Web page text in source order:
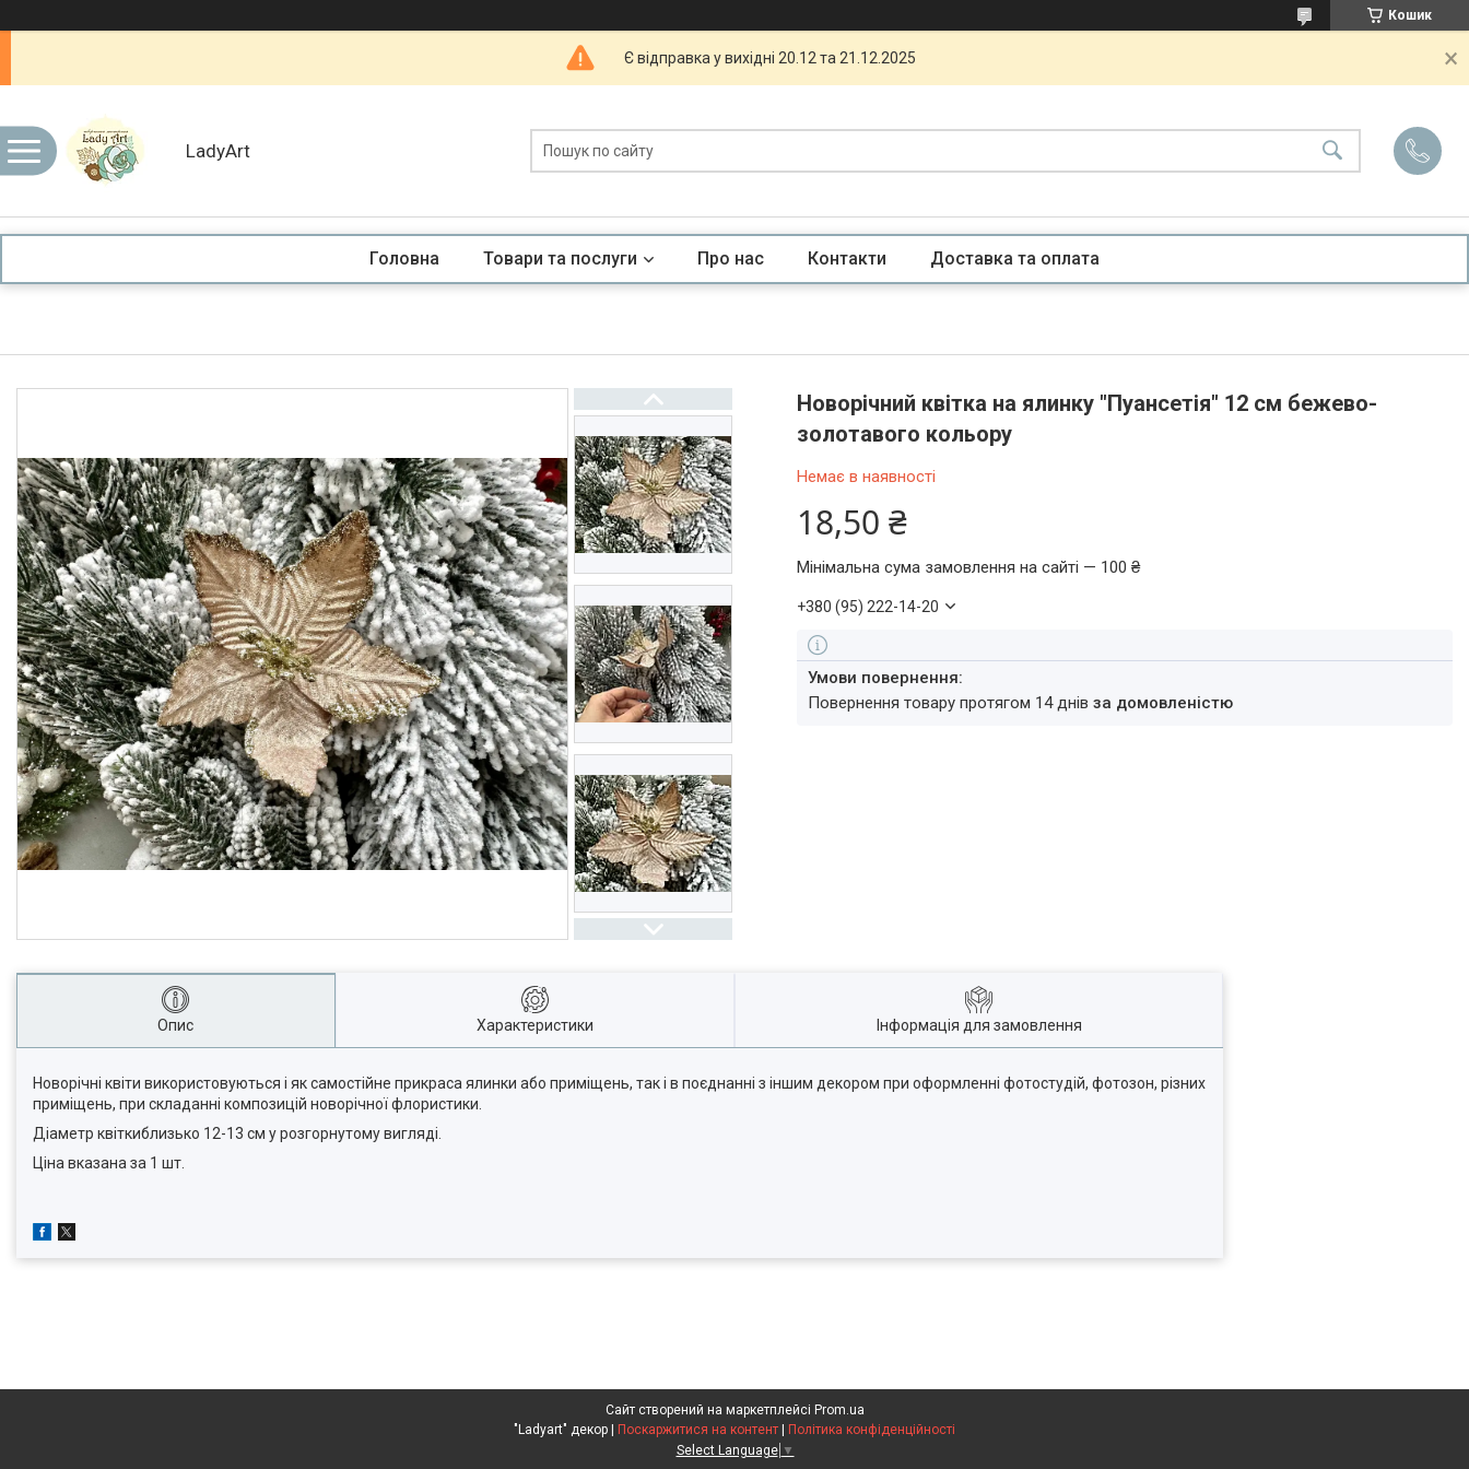
Кошик
Є відправка у вихідні 20.12 та 21.12.2025
LadyArt
Головна Товари та послуги Про нас Контакти Доставка та оплата
Новорічний квітка на ялинку "Пуансетія" 12 см бежево-
золотавого кольору
Немає в наявності
18,50 ₴
Мінімальна сума замовлення на сайті — 100 ₴
+380 (95) 222-14-20
повернення товару протягом 14 днівза домовленістю
Опис Характеристики Інформація для замовлення
Новорічні квіти використовуються і як самостійне прикраса ялинки або приміщень, так і в поєднанні з іншим декором при оформленні фотостудій, фотозон, різних
приміщень, при складанні композицій новорічної флористики.
Діаметр квіткиблизько 12-13 см у розгорнутому вигляді.
Ціна вказана за 1 шт.
Сайт створений на маркетплейсі Prom.ua
Поскаржитися на контент
Політика конфіденційності
Select Language ▼